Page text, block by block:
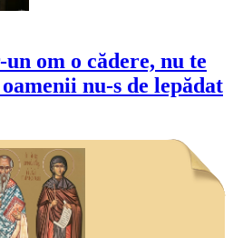
om o cădere, nu te
nu-s de lepădat